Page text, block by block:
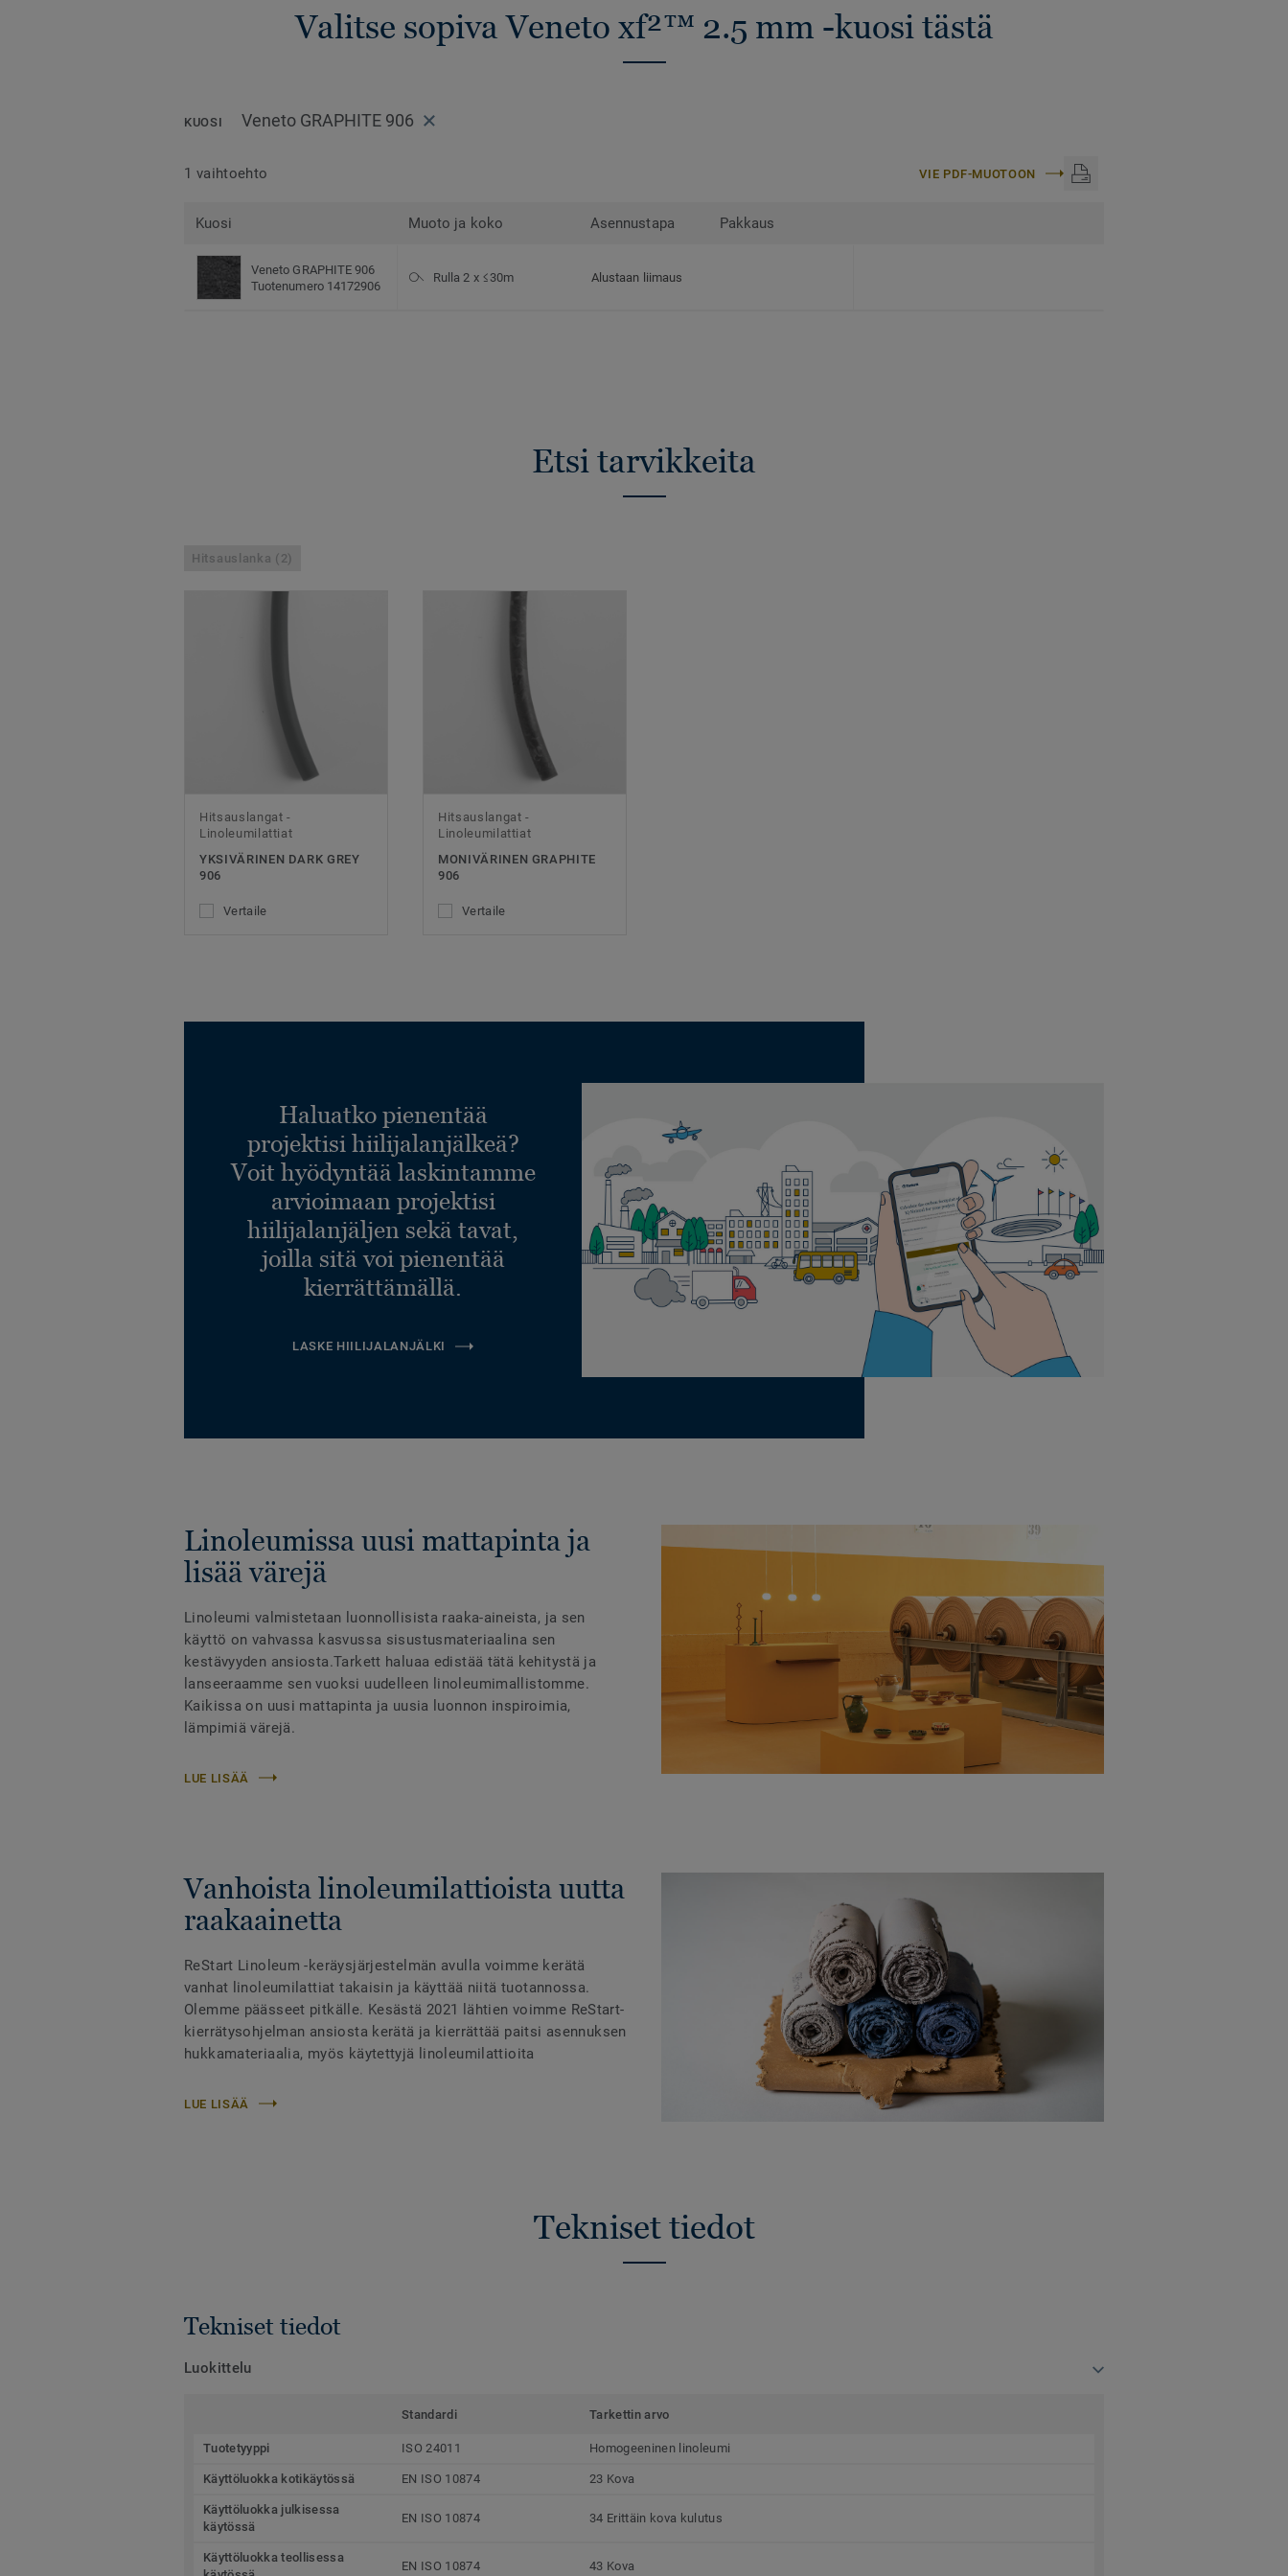
Valitse sopiva Veneto xf²™ 2.5 mm -kuosi tästä
KUOSI Veneto GRAPHITE 906
1 vaihtoehto VIE PDF-MUOTOON
Kuosi Muoto ja koko Asennustapa Pakkaus
Veneto GRAPHITE 906
Tuotenumero 14172906
Rulla 2 x ≤30m Alustaan liimaus
Etsi tarvikkeita
Hitsauslanka (2)
Hitsauslangat -
Linoleumilattiat
YKSIVÄRINEN DARK GREY
906
Vertaile
Hitsauslangat -
Linoleumilattiat
MONIVÄRINEN GRAPHITE
906
Vertaile
Haluatko pienentää
projektisi hiilijalanjälkeä?
Voit hyödyntää laskintamme
arvioimaan projektisi
hiilijalanjäljen sekä tavat,
joilla sitä voi pienentää
kierrättämällä.
LASKE HIILIJALANJÄLKI
Linoleumissa uusi mattapinta ja
lisää värejä
Linoleumi valmistetaan luonnollisista raaka-aineista, ja sen
käyttö on vahvassa kasvussa sisustusmateriaalina sen
kestävyyden ansiosta.Tarkett haluaa edistää tätä kehitystä ja
lanseeraamme sen vuoksi uudelleen linoleumimallistomme.
Kaikissa on uusi mattapinta ja uusia luonnon inspiroimia,
lämpimiä värejä.
LUE LISÄÄ
Vanhoista linoleumilattioista uutta
raakaainetta
ReStart Linoleum -keräysjärjestelmän avulla voimme kerätä
vanhat linoleumilattiat takaisin ja käyttää niitä tuotannossa.
Olemme päässeet pitkälle. Kesästä 2021 lähtien voimme ReStart-
kierrätysohjelman ansiosta kerätä ja kierrättää paitsi asennuksen
hukkamateriaalia, myös käytettyjä linoleumilattioita
LUE LISÄÄ
Tekniset tiedot
Tekniset tiedot
Luokittelu
Standardi Tarkettin arvo
Tuotetyyppi ISO 24011 Homogeeninen linoleumi
Käyttöluokka kotikäytössä EN ISO 10874 23 Kova
Käyttöluokka julkisessa
käytössä
EN ISO 10874 34 Erittäin kova kulutus
Käyttöluokka teollisessa
EN ISO 10874 43 Kova